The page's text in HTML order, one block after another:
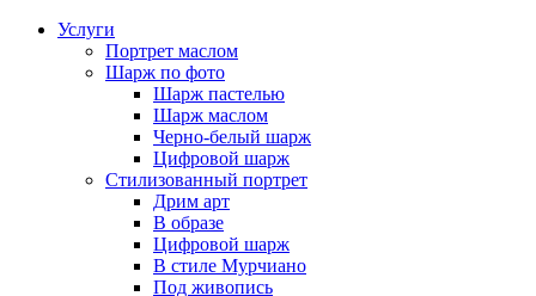
Услуги
Портрет маслом
Шарж по фото
Шарж пастелью
Шарж маслом
Черно-белый шарж
Цифровой шарж
Стилизованный портрет
Дрим арт
В образе
Цифровой шарж
В стиле Мурчиано
Под живопись